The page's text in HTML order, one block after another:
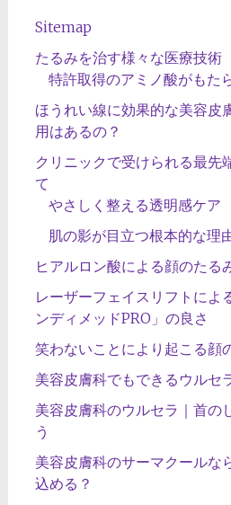
Sitemap
たるみを治す様々な医療技術
特許取得のアミノ酸がもた
ほうれい線に効果的な美容皮
用はあるの？
クリニックで受けられる最先
て
やさしく整える透明感ケア
肌の影が目立つ根本的な理
ヒアルロン酸による顔のたる
レーザーフェイスリフトによ
ンディメッドPRO」の良さ
笑わないことにより起こる顔
美容皮膚科でもできるウルセ
美容皮膚科のウルセラ｜首の
う
美容皮膚科のサーマクールな
込める？